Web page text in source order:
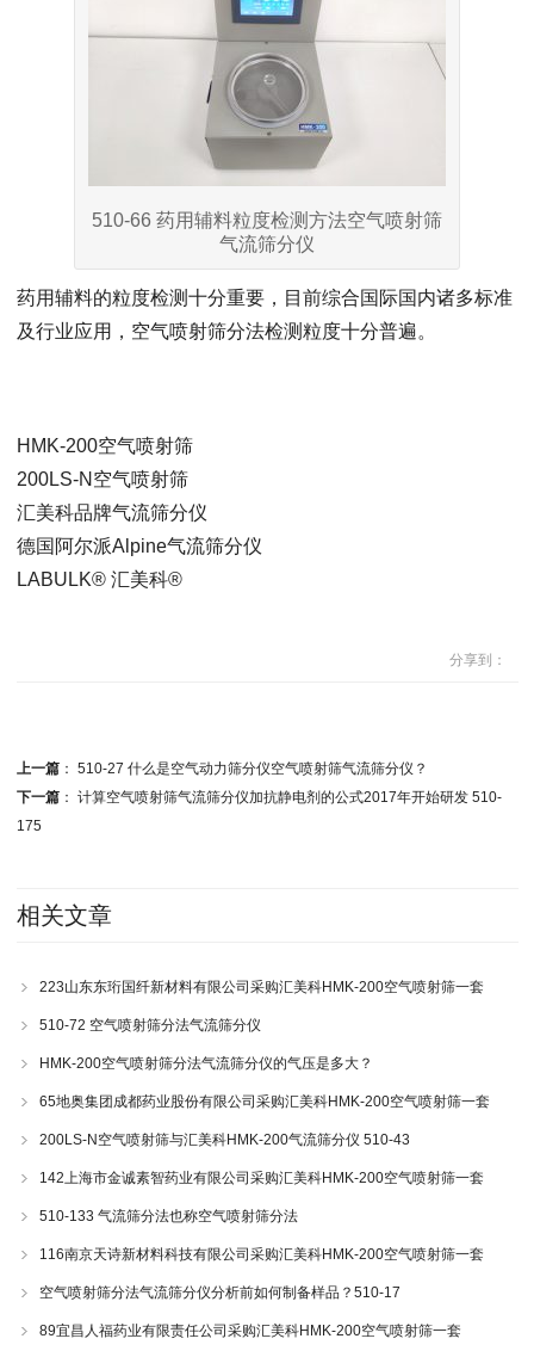
510-66 药用辅料粒度检测方法空气喷射筛
气流筛分仪
药用辅料的粒度检测十分重要，目前综合国际国内诸多标准
及行业应用，空气喷射筛分法检测粒度十分普遍。
HMK-200空气喷射筛
200LS-N空气喷射筛
汇美科品牌气流筛分仪
德国阿尔派Alpine气流筛分仪
LABULK® 汇美科®
分享到：
上一篇： 510-27 什么是空气动力筛分仪空气喷射筛气流筛分仪？
下一篇： 计算空气喷射筛气流筛分仪加抗静电剂的公式2017年开始研发 510-
175
相关文章
223山东东珩国纤新材料有限公司采购汇美科HMK-200空气喷射筛一套
510-72 空气喷射筛分法气流筛分仪
HMK-200空气喷射筛分法气流筛分仪的气压是多大？
65地奥集团成都药业股份有限公司采购汇美科HMK-200空气喷射筛一套
200LS-N空气喷射筛与汇美科HMK-200气流筛分仪 510-43
142上海市金诚素智药业有限公司采购汇美科HMK-200空气喷射筛一套
510-133 气流筛分法也称空气喷射筛分法
116南京天诗新材料科技有限公司采购汇美科HMK-200空气喷射筛一套
空气喷射筛分法气流筛分仪分析前如何制备样品？510-17
89宜昌人福药业有限责任公司采购汇美科HMK-200空气喷射筛一套